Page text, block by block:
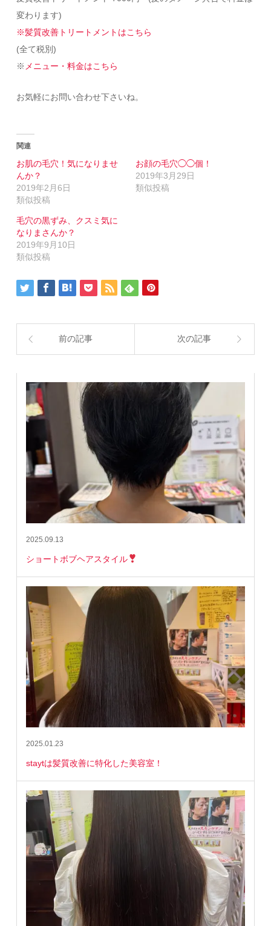
変わります)
※髪質改善トリートメントはこちら
(全て税別)
※ メニュー・料金はこちら
お気軽にお問い合わせ下さいね。
関連
お肌の毛穴！気になりませ
んか？
2019年2月6日
類似投稿
お顔の毛穴◯◯個！
2019年3月29日
類似投稿
毛穴の黒ずみ、クスミ気に
なりまさんか？
2019年9月10日
類似投稿
前の記事 次の記事
2025.09.13
ショートボブヘアスタイル
2025.01.23
staytは髪質改善に特化した美容室！